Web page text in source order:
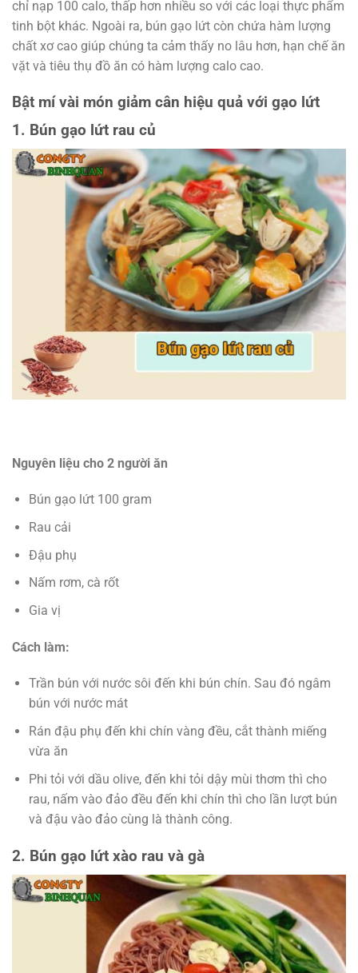
chỉ nạp 100 calo, thấp hơn nhiều so với các loại thực phẩm
tinh bột khác. Ngoài ra, bún gạo lứt còn chứa hàm lượng
chất xơ cao giúp chúng ta cảm thấy no lâu hơn, hạn chế ăn
vặt và tiêu thụ đồ ăn có hàm lượng calo cao.
Bật mí vài món giảm cân hiệu quả với gạo lứt
1. Bún gạo lứt rau củ
Nguyên liệu cho 2 người ăn
Bún gạo lứt 100 gram
Rau cải
Đậu phụ
Nấm rơm, cà rốt
Gia vị
Cách làm:
Trần bún với nước sôi đến khi bún chín. Sau đó ngâm
bún với nước mát
Rán đậu phụ đến khi chín vàng đều, cắt thành miếng
vừa ăn
Phi tỏi với dầu olive, đến khi tỏi dậy mùi thơm thì cho
rau, nấm vào đảo đều đến khi chín thì cho lần lượt bún
và đậu vào đảo cùng là thành công.
2. Bún gạo lứt xào rau và gà